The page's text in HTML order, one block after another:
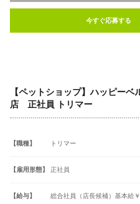
今すぐ応募する
【ペットショップ】ハッピーベ
店 正社員 トリマー
【職種】 トリマー
【雇用形態】 正社員
【給与】
総合社員（店長候補）基本給